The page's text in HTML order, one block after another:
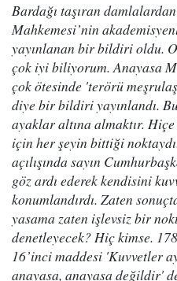
Bardağı taşıran
Mahkemesi’nin
yayınlanan bir bildiri oldu.
çok iyi biliyorum. Anayasa
çok ötesinde 'terörü
diye bir bildiri yayınlandı.
ayaklar altına almaktır.
için her şeyin bittiği
açılışında sayın
göz ardı ederek kendisini
konumlandırdı. Zaten
yasama zaten işlevsiz bir
denetleyecek? Hiç kimse.
16’inci maddesi 'Kuvvetler
anayasa, anayasa değildir'